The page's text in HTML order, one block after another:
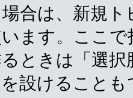
合は、新規
ます。ここ
ときは「選
設けること